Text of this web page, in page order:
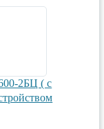
2БЦ ( с